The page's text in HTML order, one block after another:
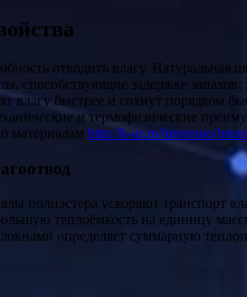
способствующие задержке
влагу быстрее и сохнут порядком
и термофизические
материалам http://k-ur.ru/interesno/
полиэстера ускоряют транспорт
теплоёмкость на единицу
определяет суммарную